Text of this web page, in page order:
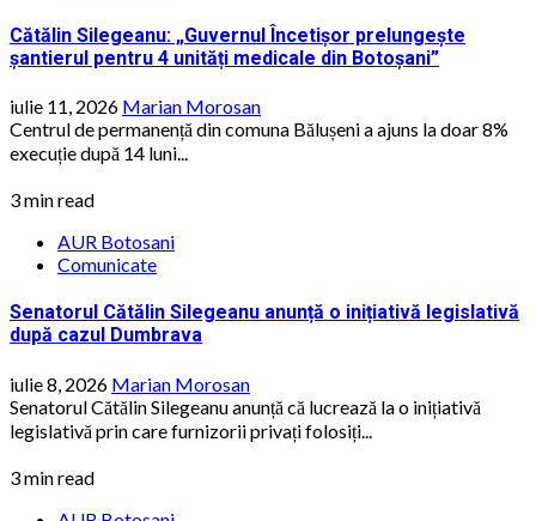
Cătălin Silegeanu: „Guvernul Încetișor prelungește
șantierul pentru 4 unități medicale din Botoșani”
iulie 11, 2026 Marian Morosan
Centrul de permanență din comuna Bălușeni a ajuns la doar 8%
execuție după 14 luni...
3 min read
AUR Botosani
Comunicate
Senatorul Cătălin Silegeanu anunță o inițiativă legislativă
după cazul Dumbrava
iulie 8, 2026 Marian Morosan
Senatorul Cătălin Silegeanu anunță că lucrează la o inițiativă
legislativă prin care furnizorii privați folosiți...
3 min read